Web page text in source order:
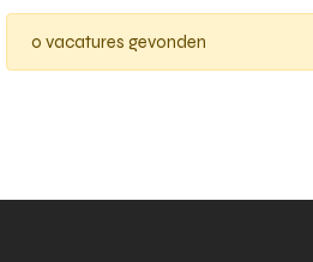
0 vacatures gevonden